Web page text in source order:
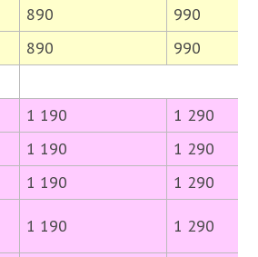
890
990
890
990
1 190
1 290
1 190
1 290
1 190
1 290
1 190 1 290